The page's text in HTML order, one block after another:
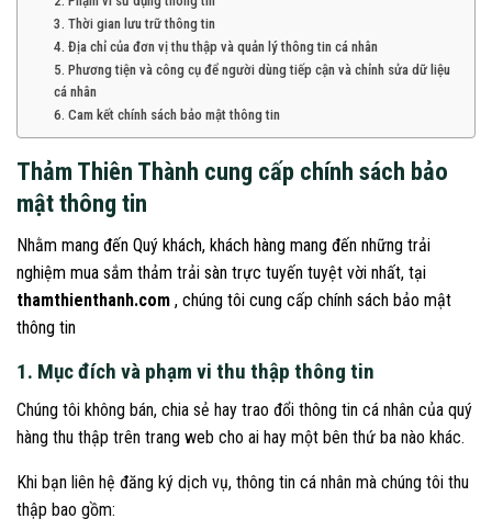
3. Thời gian lưu trữ thông tin
4. Địa chỉ của đơn vị thu thập và quản lý thông tin cá nhân
5. Phương tiện và công cụ để người dùng tiếp cận và chỉnh sửa dữ liệu
cá nhân
6. Cam kết chính sách bảo mật thông tin
Thảm Thiên Thành cung cấp chính sách bảo
mật thông tin
Nhằm mang đến Quý khách, khách hàng mang đến những trải
nghiệm mua sắm thảm trải sàn trực tuyến tuyệt vời nhất, tại
thamthienthanh.com , chúng tôi cung cấp chính sách bảo mật
thông tin
1. Mục đích và phạm vi thu thập thông tin
Chúng tôi không bán, chia sẻ hay trao đổi thông tin cá nhân của quý
hàng thu thập trên trang web cho ai hay một bên thứ ba nào khác.
Khi bạn liên hệ đăng ký dịch vụ, thông tin cá nhân mà chúng tôi thu
thập bao gồm: